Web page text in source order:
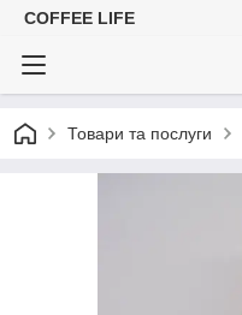
COFFEE LIFE
Товари та послуги